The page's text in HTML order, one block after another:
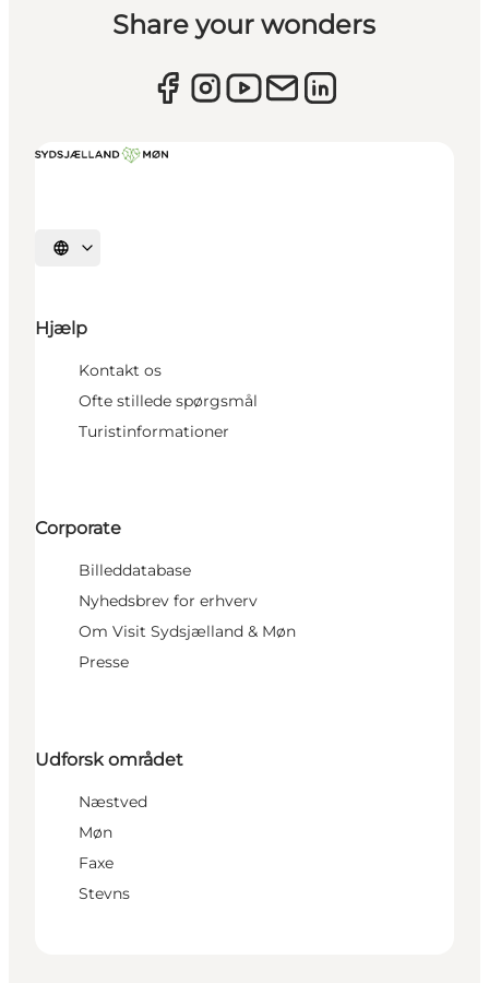
Share your wonders
Vælg sprog
Hjælp
Kontakt os
Ofte stillede spørgsmål
Turistinformationer
Corporate
Billeddatabase
Nyhedsbrev for erhverv
Om Visit Sydsjælland & Møn
Presse
Udforsk området
Næstved
Møn
Faxe
Stevns